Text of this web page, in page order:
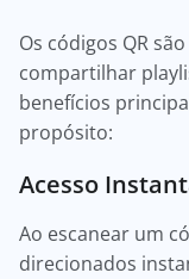
Os códigos QR
compartilhar
benefícios
propósito:
Acesso
Ao escanear um
direcionados